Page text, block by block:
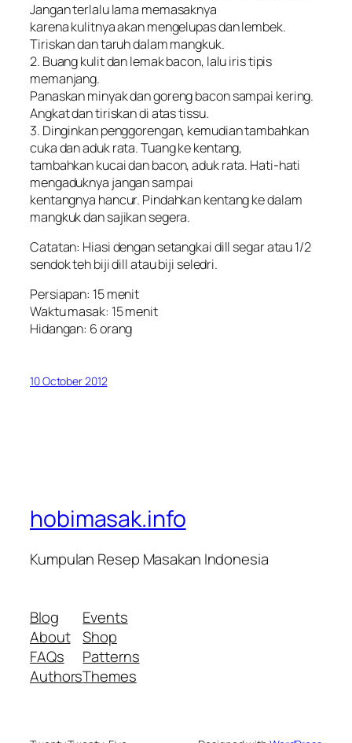
Jangan terlalu lama memasaknya
karena kulitnya akan mengelupas dan lembek.
Tiriskan dan taruh dalam mangkuk.
2. Buang kulit dan lemak bacon, lalu iris tipis
memanjang.
Panaskan minyak dan goreng bacon sampai kering.
Angkat dan tiriskan di atas tissu.
3. Dinginkan penggorengan, kemudian tambahkan
cuka dan aduk rata. Tuang ke kentang,
tambahkan kucai dan bacon, aduk rata. Hati-hati
mengaduknya jangan sampai
kentangnya hancur. Pindahkan kentang ke dalam
mangkuk dan sajikan segera.
Catatan: Hiasi dengan setangkai dill segar atau 1/2
sendok teh biji dill atau biji seledri.
Persiapan: 15 menit
Waktu masak: 15 menit
Hidangan: 6 orang
10 October 2012
hobimasak.info
Kumpulan Resep Masakan Indonesia
Blog
About
FAQs
Authors
Events
Shop
Patterns
Themes